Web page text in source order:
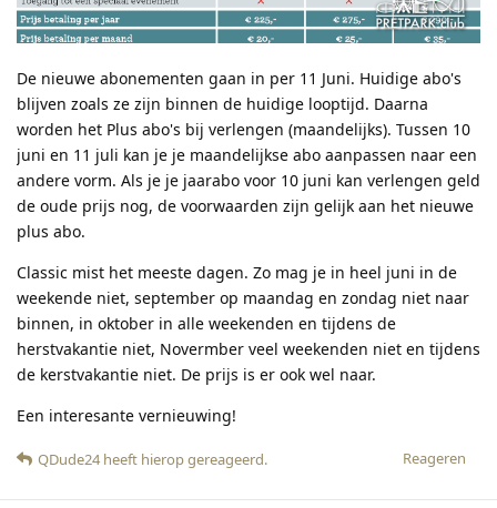
De nieuwe abonementen gaan in per 11 Juni. Huidige abo's
blijven zoals ze zijn binnen de huidige looptijd. Daarna
worden het Plus abo's bij verlengen (maandelijks). Tussen 10
juni en 11 juli kan je je maandelijkse abo aanpassen naar een
andere vorm. Als je je jaarabo voor 10 juni kan verlengen geld
de oude prijs nog, de voorwaarden zijn gelijk aan het nieuwe
plus abo.
Classic mist het meeste dagen. Zo mag je in heel juni in de
weekende niet, september op maandag en zondag niet naar
binnen, in oktober in alle weekenden en tijdens de
herstvakantie niet, Novermber veel weekenden niet en tijdens
de kerstvakantie niet. De prijs is er ook wel naar.
Een interesante vernieuwing!
Reageren
QDude24heeft hierop gereageerd.